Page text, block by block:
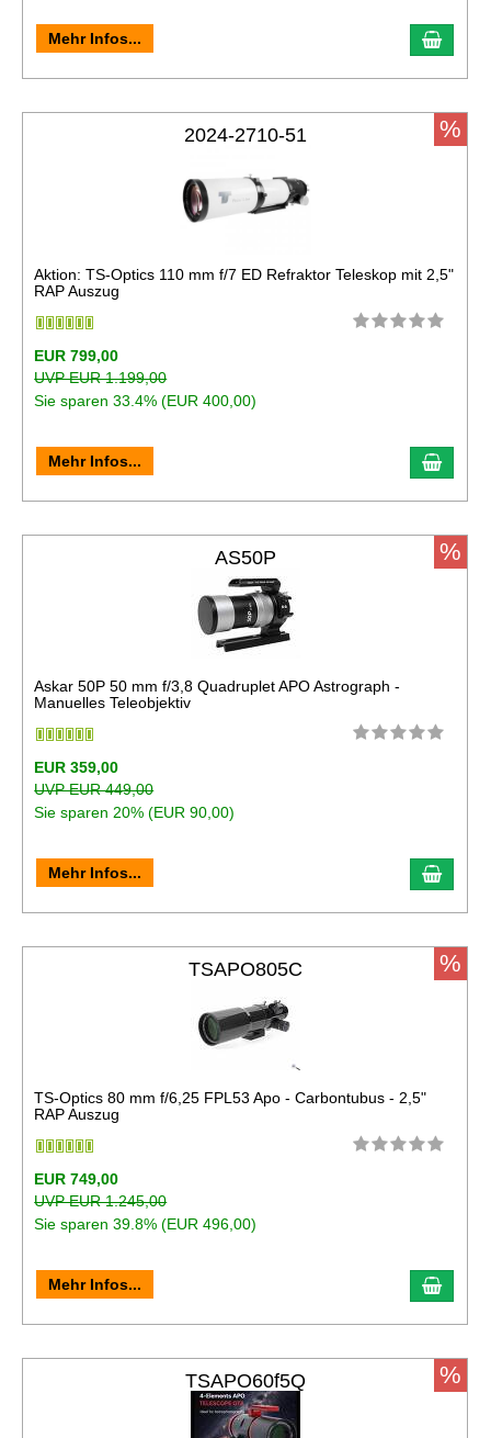
Mehr Infos... In
2024-2710-51
Aktion: TS-Optics 110 mm f/7 ED Refraktor Teleskop mit 2,5"
RAP Auszug
EUR 799,00
UVP EUR 1.199,00
Sie sparen 33.4% (EUR 400,00)
Mehr Infos... In
%
AS50P
Askar 50P 50 mm f/3,8 Quadruplet APO Astrograph -
Manuelles Teleobjektiv
EUR 359,00
UVP EUR 449,00
Sie sparen 20% (EUR 90,00)
Mehr Infos... In
%
TSAPO805C
TS-Optics 80 mm f/6,25 FPL53 Apo - Carbontubus - 2,5"
RAP Auszug
EUR 749,00
UVP EUR 1.245,00
Sie sparen 39.8% (EUR 496,00)
Mehr Infos... In
%
TSAPO60f5Q %